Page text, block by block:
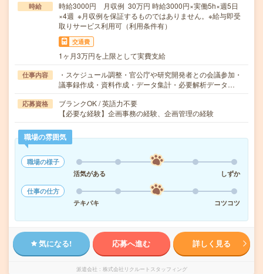
時給
時給3000円 月収例 30万円 時給3000円×実働5h×週5日
×4週 ※月収例を保証するものではありません。※給与即受
取りサービス利用可（利用条件有）
交通費
1ヶ月3万円を上限として実費支給
仕事内容
・スケジュール調整・官公庁や研究開発者との会議参加・
議事録作成・資料作成・データ集計・必要解析データ…
応募資格
ブランクOK / 英語力不要
【必要な経験】企画事務の経験、企画管理の経験
職場の雰囲気
職場の様子
活気がある
しずか
仕事の仕方
テキパキ
コツコツ
気になる! 応募へ進む 詳しく見る
派遣会社 株式会社リクルートスタッフィング